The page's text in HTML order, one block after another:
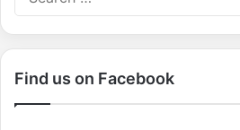
Find us on Facebook